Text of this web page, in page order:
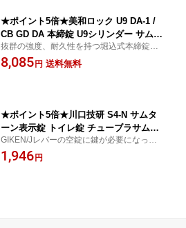
★ポイント5倍★美和ロック U9 DA-1 /
CB GD DA 本締錠 U9シリンダー サムタ
ーン 子鍵3本付き 補助錠 錠前 扉厚33m
m〜42mm未満 バックセット51mm/38
抜群の強度、耐久性を持つ堀込式本締錠で
す。
8,085 円 送料無料
★ポイント5倍★川口技研 S4-N サムタ
ーン表示錠 トイレ錠 チューブラサムタ
ーンシリーズ バックセット51mm 扉厚2
8mm〜40mm ニッケル色
GIKEN/Jレバーの空錠に鍵が必要になった
時など、単体で取付可能な錠前です。室内
ドアにご利用頂けます。
1,946 円